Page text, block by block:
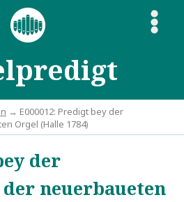
S
→ E000012: Predigt bey der
Orgel (Halle 1784)
der
neuerbaueten